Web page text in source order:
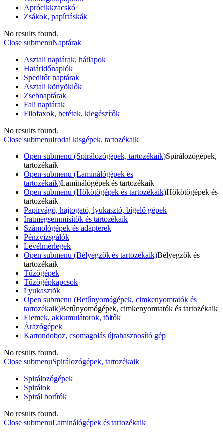
Aprócikkzacskó
Zsákok, papírtáskák
No results found.
Close submenuNaptárak
Asztali naptárak, hátlapok
Határidőnaplók
Speditőr naptárak
Asztali könyöklők
Zsebnaptárak
Fali naptárak
Filofaxok, betétek, kiegészítők
No results found.
Close submenuIrodai kisgépek, tartozékaik
Open submenu (Spirálozógépek, tartozékaik)Spirálozógépek,
tartozékaik
Open submenu (Laminálógépek és
tartozékaik)Laminálógépek és tartozékaik
Open submenu (Hőkötőgépek és tartozékaik)Hőkötőgépek és
tartozékaik
Papírvágó, hajtogató, lyukasztó, bígelő gépek
Iratmegsemmisítők és tartozékaik
Számológépek és adapterek
Pénzvizsgálók
Levélmérlegek
Open submenu (Bélyegzők és tartozékaik)Bélyegzők és
tartozékaik
Tűzőgépek
Tűzőgépkapcsok
Lyukasztók
Open submenu (Betűnyomógépek, cimkenyomtatók és
tartozékaik)Betűnyomógépek, cimkenyomtatók és tartozékaik
Elemek, akkumulátorok, töltők
Árazógépek
Kartondoboz, csomagolás újrahasznosító gép
No results found.
Close submenuSpirálozógépek, tartozékaik
Spirálozógépek
Spirálok
Spirál borítók
No results found.
Close submenuLaminálógépek és tartozékaik